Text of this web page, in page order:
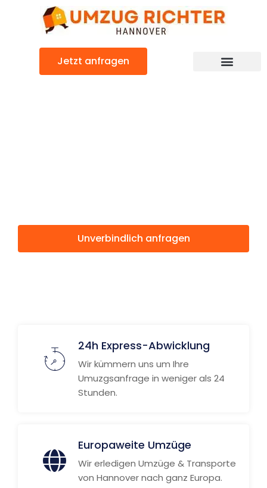
Jetzt anfragen
Unverbindlich anfragen
24h Express-Abwicklung
Wir kümmern uns um Ihre
Umuzgsanfrage in weniger als 24
Stunden.
Europaweite Umzüge
Wir erledigen Umzüge & Transporte
von Hannover nach ganz Europa.